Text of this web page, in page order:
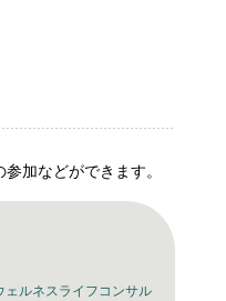
加などができます。
ェルネスライフコンサル